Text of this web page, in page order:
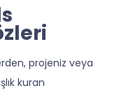
projeniz veya
kuran